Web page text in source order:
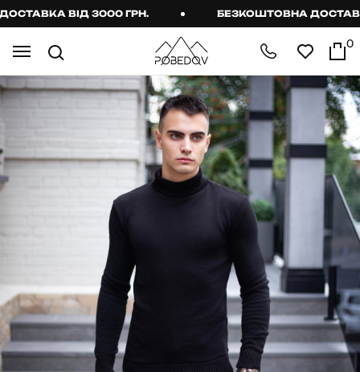
ВІД 3000 ГРН. БЕЗКОШТОВНА ДОСТАВКА
0